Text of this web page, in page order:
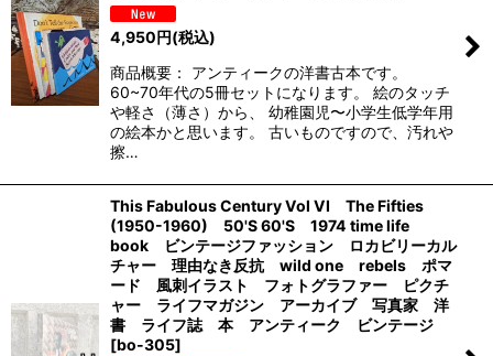
4,950円(税込)
商品概要： アンティークの洋書古本です。
60~70年代の5冊セットになります。 絵のタッチ
や軽さ（薄さ）から、 幼稚園児〜小学生低学年用
の絵本かと思います。 古いものですので、汚れや
擦…
This Fabulous Century Vol VI The Fifties
(1950-1960) 50'S 60'S 1974 time life
book ビンテージファッション ロカビリーカル
チャー 理由なき反抗 wild one rebels ポマ
ード 風刺イラスト フォトグラファー ピクチ
ャー ライフマガジン アーカイブ 写真家 洋
書 ライフ誌 本 アンティーク ビンテージ
[bo-305]